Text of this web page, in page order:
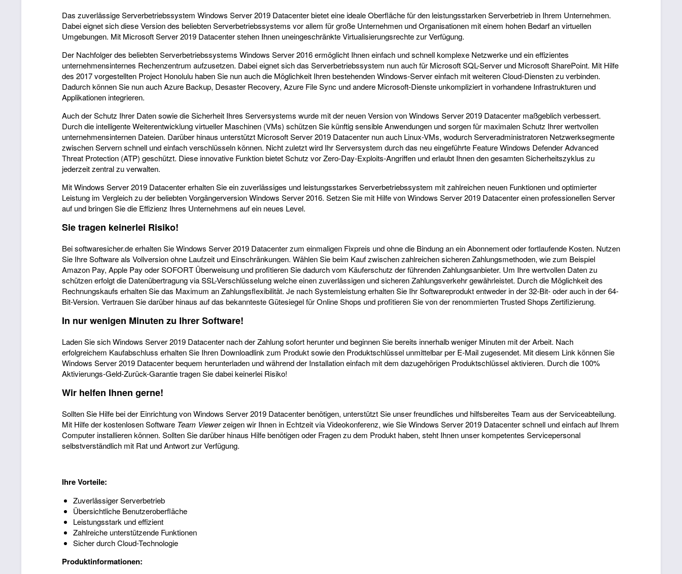
Das zuverlässige Serverbetriebssystem Windows Server 2019 Datacenter bietet eine ideale Oberfläche für den leistungsstarken Serverbetrieb in Ihrem Unternehmen.
Dabei eignet sich diese Version des beliebten Serverbetriebssystems vor allem für große Unternehmen und Organisationen mit einem hohen Bedarf an virtuellen
Umgebungen. Mit Microsoft Server 2019 Datacenter stehen Ihnen uneingeschränkte Virtualisierungsrechte zur Verfügung.
Der Nachfolger des beliebten Serverbetriebssystems Windows Server 2016 ermöglicht Ihnen einfach und schnell komplexe Netzwerke und ein effizientes
unternehmensinternes Rechenzentrum aufzusetzen. Dabei eignet sich das Serverbetriebssystem nun auch für Microsoft SQL-Server und Microsoft SharePoint. Mit Hilfe
des 2017 vorgestellten Project Honolulu haben Sie nun auch die Möglichkeit Ihren bestehenden Windows-Server einfach mit weiteren Cloud-Diensten zu verbinden.
Dadurch können Sie nun auch Azure Backup, Desaster Recovery, Azure File Sync und andere Microsoft-Dienste unkompliziert in vorhandene Infrastrukturen und
Applikationen integrieren.
Auch der Schutz Ihrer Daten sowie die Sicherheit Ihres Serversystems wurde mit der neuen Version von Windows Server 2019 Datacenter maßgeblich verbessert.
Durch die intelligente Weiterentwicklung virtueller Maschinen (VMs) schützen Sie künftig sensible Anwendungen und sorgen für maximalen Schutz Ihrer wertvollen
unternehmensinternen Dateien. Darüber hinaus unterstützt Microsoft Server 2019 Datacenter nun auch Linux-VMs, wodurch Serveradministratoren Netzwerksegmente
zwischen Servern schnell und einfach verschlüsseln können. Nicht zuletzt wird Ihr Serversystem durch das neu eingeführte Feature Windows Defender Advanced
Threat Protection (ATP) geschützt. Diese innovative Funktion bietet Schutz vor Zero-Day-Exploits-Angriffen und erlaubt Ihnen den gesamten Sicherheitszyklus zu
jederzeit zentral zu verwalten.
Mit Windows Server 2019 Datacenter erhalten Sie ein zuverlässiges und leistungsstarkes Serverbetriebssystem mit zahlreichen neuen Funktionen und optimierter
Leistung im Vergleich zu der beliebten Vorgängerversion Windows Server 2016. Setzen Sie mit Hilfe von Windows Server 2019 Datacenter einen professionellen Server
auf und bringen Sie die Effizienz Ihres Unternehmens auf ein neues Level.
Sie tragen keinerlei Risiko!
Bei softwaresicher.de erhalten Sie Windows Server 2019 Datacenter zum einmaligen Fixpreis und ohne die Bindung an ein Abonnement oder fortlaufende Kosten. Nutzen
Sie Ihre Software als Vollversion ohne Laufzeit und Einschränkungen. Wählen Sie beim Kauf zwischen zahlreichen sicheren Zahlungsmethoden, wie zum Beispiel
Amazon Pay, Apple Pay oder SOFORT Überweisung und profitieren Sie dadurch vom Käuferschutz der führenden Zahlungsanbieter. Um Ihre wertvollen Daten zu
schützen erfolgt die Datenübertragung via SSL-Verschlüsselung welche einen zuverlässigen und sicheren Zahlungsverkehr gewährleistet. Durch die Möglichkeit des
Rechnungskaufs erhalten Sie das Maximum an Zahlungsflexibilität. Je nach Systemleistung erhalten Sie Ihr Softwareprodukt entweder in der 32-Bit- oder auch in der 64-
Bit-Version. Vertrauen Sie darüber hinaus auf das bekannteste Gütesiegel für Online Shops und profitieren Sie von der renommierten Trusted Shops Zertifizierung.
In nur wenigen Minuten zu Ihrer Software!
Laden Sie sich Windows Server 2019 Datacenter nach der Zahlung sofort herunter und beginnen Sie bereits innerhalb weniger Minuten mit der Arbeit. Nach
erfolgreichem Kaufabschluss erhalten Sie Ihren Downloadlink zum Produkt sowie den Produktschlüssel unmittelbar per E-Mail zugesendet. Mit diesem Link können Sie
Windows Server 2019 Datacenter bequem herunterladen und während der Installation einfach mit dem dazugehörigen Produktschlüssel aktivieren. Durch die 100%
Aktivierungs-Geld-Zurück-Garantie tragen Sie dabei keinerlei Risiko!
Wir helfen Ihnen gerne!
Sollten Sie Hilfe bei der Einrichtung von Windows Server 2019 Datacenter benötigen, unterstützt Sie unser freundliches und hilfsbereites Team aus der Serviceabteilung.
Mit Hilfe der kostenlosen Software Team Viewerzeigen wir Ihnen in Echtzeit via Videokonferenz, wie Sie Windows Server 2019 Datacenter schnell und einfach auf Ihrem
Computer installieren können. Sollten Sie darüber hinaus Hilfe benötigen oder Fragen zu dem Produkt haben, steht Ihnen unser kompetentes Servicepersonal
selbstverständlich mit Rat und Antwort zur Verfügung.
Ihre Vorteile:
Zuverlässiger Serverbetrieb
Übersichtliche Benutzeroberfläche
Leistungsstark und effizient
Zahlreiche unterstützende Funktionen
Sicher durch Cloud-Technologie
Produktinformationen: